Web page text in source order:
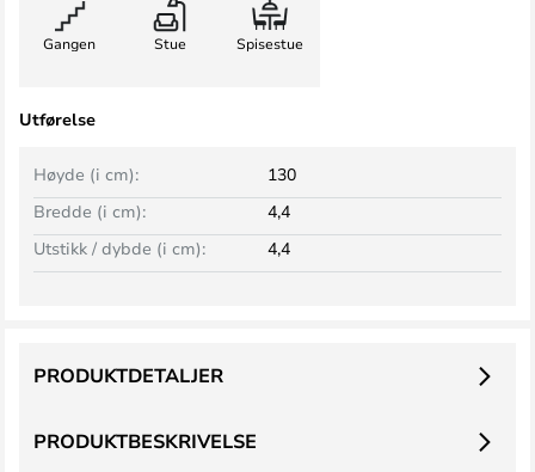
Gangen Stue Spisestue
Utførelse
Bredde (i cm): 4,4
Høyde (i cm): 130
Utstikk / dybde (i cm): 4,4
PRODUKTBESKRIVELSE
PRODUKTDETALJER